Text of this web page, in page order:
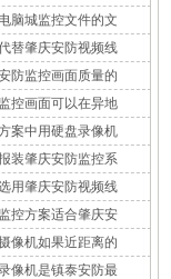
脑城监控文件的文
替肇庆安防视频线
防监控画面质量的
控画面可以在异地
案中用硬盘录像机
装肇庆安防监控系
用肇庆安防视频线
控方案适合肇庆安
像机如果近距离的
像机是镇泰安防最